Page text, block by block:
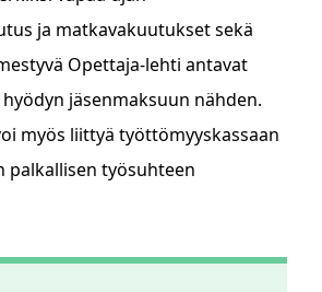
ja matkavakuutukset sekä
Opettaja-lehti antavat
jäsenmaksuun nähden.
myös liittyä työttömyyskassaan
palkallisen työsuhteen